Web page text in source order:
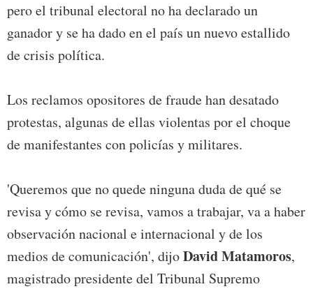
pero el tribunal electoral no ha declarado un
ganador y se ha dado en el país un nuevo estallido
de crisis política.
Los reclamos opositores de fraude han desatado
protestas, algunas de ellas violentas por el choque
de manifestantes con policías y militares.
'Queremos que no quede ninguna duda de qué se
revisa y cómo se revisa, vamos a trabajar, va a haber
observación nacional e internacional y de los
medios de comunicación', dijoDavid Matamoros,
magistrado presidente del Tribunal Supremo